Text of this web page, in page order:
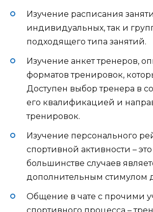
Изучение расписания
индивидуальных, так и
подходящего типа занятий.
Изучение анкет тренеров,
форматов тренировок,
Доступен выбор тренера в
его квалификацией и
тренировок.
Изучение персонального
спортивной активности – это
большинстве случаев
дополнительным стимулом
Общение в чате с прочими